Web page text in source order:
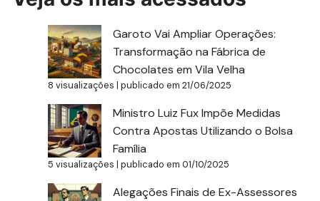
Garoto Vai Ampliar Operações:
Transformação na Fábrica de
Chocolates em Vila Velha
8 visualizações |publicado em 21/06/2025
Ministro Luiz Fux Impõe Medidas
Contra Apostas Utilizando o Bolsa
Família
5 visualizações |publicado em 01/10/2025
Alegações Finais de Ex-Assessores